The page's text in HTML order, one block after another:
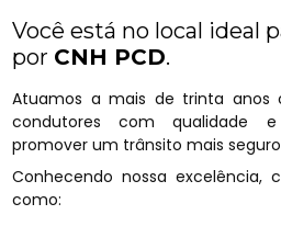
Você está no local ideal
por CNH PCD.
Atuamos a mais de trinta
condutores com qualidade e
promover um trânsito mais
Conhecendo nossa excelência,
como: